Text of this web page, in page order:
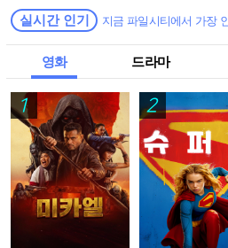
실시간 인기 지금 파일시티에서 가장
영화 드라마
1 2